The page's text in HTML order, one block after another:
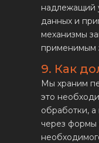
надлежащий
данных и
механизмы
применимым
9. Как
Мы храним
это
обработки,
через формы